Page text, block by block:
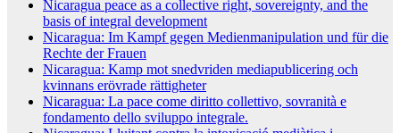
Nicaragua peace as a collective right, sovereignty, and the
basis of integral development
Nicaragua: Im Kampf gegen Medienmanipulation und für die
Rechte der Frauen
Nicaragua: Kamp mot snedvriden mediapublicering och
kvinnans erövrade rättigheter
Nicaragua: La pace come diritto collettivo, sovranità e
fondamento dello sviluppo integrale.